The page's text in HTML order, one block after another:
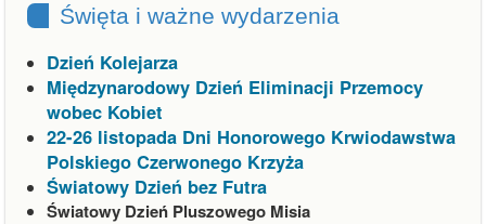
Święta i ważne wydarzenia
Dzień Kolejarza
Międzynarodowy Dzień Eliminacji Przemocy
wobec Kobiet
22-26 listopada Dni Honorowego Krwiodawstwa
Polskiego Czerwonego Krzyża
Światowy Dzień bez Futra
Światowy Dzień Pluszowego Misia